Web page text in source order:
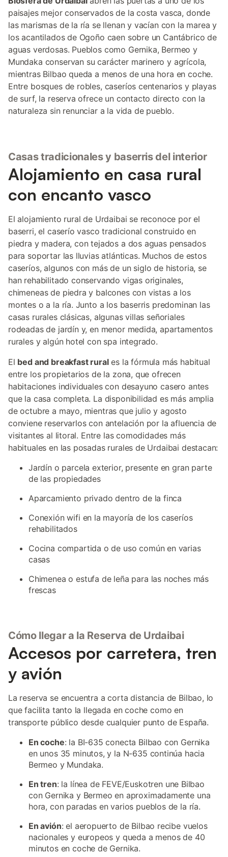
paisajes mejor conservados de la costa vasca, donde
las marismas de la ría se llenan y vacían con la marea y
los acantilados de Ogoño caen sobre un Cantábrico de
aguas verdosas. Pueblos como Gernika, Bermeo y
Mundaka conservan su carácter marinero y agrícola,
mientras Bilbao queda a menos de una hora en coche.
Entre bosques de robles, caseríos centenarios y playas
de surf, la reserva ofrece un contacto directo con la
naturaleza sin renunciar a la vida de pueblo.
Casas tradicionales y baserris del interior
Alojamiento en casa rural
con encanto vasco
El alojamiento rural de Urdaibai se reconoce por el
baserri, el caserío vasco tradicional construido en
piedra y madera, con tejados a dos aguas pensados
para soportar las lluvias atlánticas. Muchos de estos
caseríos, algunos con más de un siglo de historia, se
han rehabilitado conservando vigas originales,
chimeneas de piedra y balcones con vistas a los
montes o a la ría. Junto a los baserris predominan las
casas rurales clásicas, algunas villas señoriales
rodeadas de jardín y, en menor medida, apartamentos
rurales y algún hotel con spa integrado.
El bed and breakfast rurales la fórmula más habitual
entre los propietarios de la zona, que ofrecen
habitaciones individuales con desayuno casero antes
que la casa completa. La disponibilidad es más amplia
de octubre a mayo, mientras que julio y agosto
conviene reservarlos con antelación por la afluencia de
visitantes al litoral. Entre las comodidades más
habituales en las posadas rurales de Urdaibai destacan:
Jardín o parcela exterior, presente en gran parte
de las propiedades
Aparcamiento privado dentro de la finca
Conexión wifi en la mayoría de los caseríos
rehabilitados
Cocina compartida o de uso común en varias
casas
Chimenea o estufa de leña para las noches más
frescas
Cómo llegar a la Reserva de Urdaibai
Accesos por carretera, tren
y avión
La reserva se encuentra a corta distancia de Bilbao, lo
que facilita tanto la llegada en coche como en
transporte público desde cualquier punto de España.
En coche: la BI-635 conecta Bilbao con Gernika
en unos 35 minutos, y la N-635 continúa hacia
Bermeo y Mundaka.
En tren: la línea de FEVE/Euskotren une Bilbao
con Gernika y Bermeo en aproximadamente una
hora, con paradas en varios pueblos de la ría.
En avión: el aeropuerto de Bilbao recibe vuelos
nacionales y europeos y queda a menos de 40
minutos en coche de Gernika.